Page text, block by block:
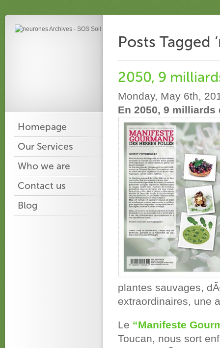
Homepage
Our Services
Who we are
Contact us
Blog
Posts Tagged
2050, 9
Monday, May 6th,
En 2050, 9
plantes sauvages,
extraordinaires, une
Le “Manifeste
Toucan, nous sort